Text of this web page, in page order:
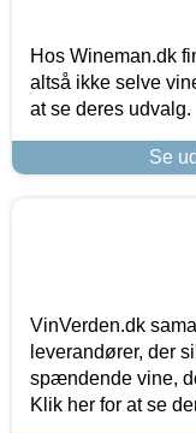
Hos Wineman.dk
altså ikke selve
at se deres udvalg.
Se
VinVerden.dk
leverandører, der
spændende vine,
Klik her for at se